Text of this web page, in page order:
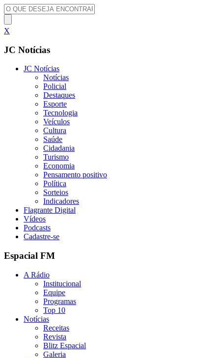
X
JC Notícias
JC Notícias
Notícias
Policial
Destaques
Esporte
Tecnologia
Veículos
Cultura
Saúde
Cidadania
Turismo
Economia
Pensamento positivo
Política
Sorteios
Indicadores
Flagrante Digital
Vídeos
Podcasts
Cadastre-se
Espacial FM
A Rádio
Institucional
Equipe
Programas
Top 10
Notícias
Receitas
Revista
Blitz Espacial
Galeria